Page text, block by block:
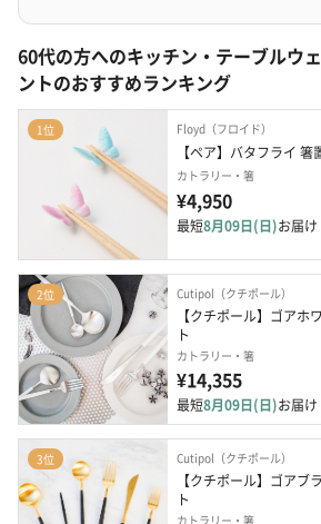
60代の方へのキッチン・テーブルウ
ントのおすすめランキング
1位 Floyd（フロイド）
【ペア】バタフライ
カトラリー・箸
¥4,950
最短8月09日(日)お届け
2位 Cutipol（クチポール）
【クチポール】ゴア
ト
カトラリー・箸
¥14,355
最短8月09日(日)お届け
3位 Cutipol（クチポール）
【クチポール】ゴアブ
ト
カトラリー・箸